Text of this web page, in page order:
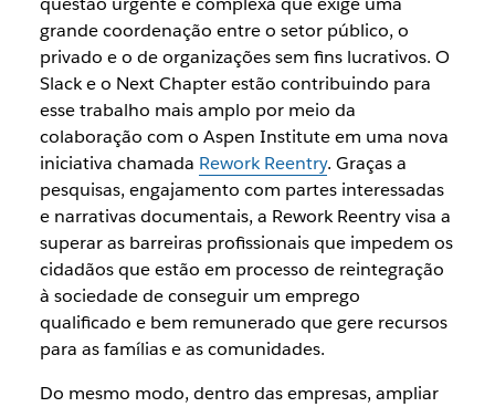
grande coordenação entre o setor público, o
privado e o de organizações sem fins lucrativos. O
Slack e o Next Chapter estão contribuindo para
esse trabalho mais amplo por meio da
colaboração com o Aspen Institute em uma nova
iniciativa chamada Rework Reentry. Graças a
pesquisas, engajamento com partes interessadas
e narrativas documentais, a Rework Reentry visa a
superar as barreiras profissionais que impedem os
cidadãos que estão em processo de reintegração
à sociedade de conseguir um emprego
qualificado e bem remunerado que gere recursos
para as famílias e as comunidades.
Do mesmo modo, dentro das empresas, ampliar